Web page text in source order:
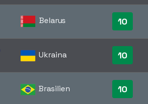
Belarus 10
Ukraina 10
Brasilien 10